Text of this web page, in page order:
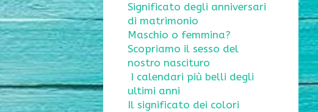
Significato degli anniversari
di matrimonio
Maschio o femmina?
Scopriamo il sesso del
nostro nascituro
I calendari più belli degli
ultimi anni
Il significato dei colori